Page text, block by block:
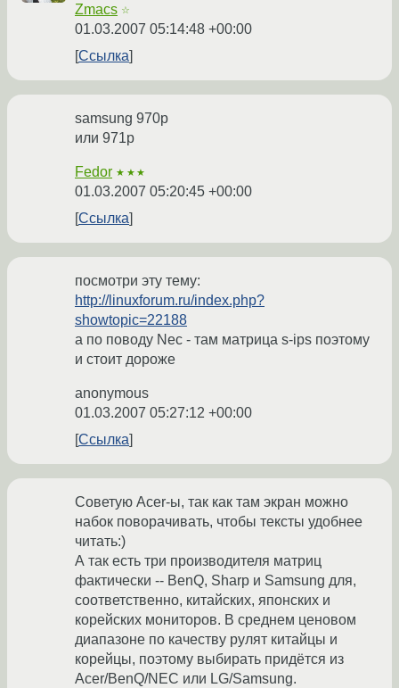
Zmacs ☆
01.03.2007 05:14:48 +00:00
Ссылка
samsung 970p
или 971p
Fedor ★★★
01.03.2007 05:20:45 +00:00
Ссылка
посмотри эту тему:
http://linuxforum.ru/index.php?
showtopic=22188
а по поводу Nec - там матрица s-ips поэтому
и стоит дороже
anonymous
01.03.2007 05:27:12 +00:00
Ссылка
Советую Acer-ы, так как там экран можно
набок поворачивать, чтобы тексты удобнее
читать:)
А так есть три производителя матриц
фактически -- BenQ, Sharp и Samsung для,
соответственно, китайских, японских и
корейских мониторов. В среднем ценовом
диапазоне по качеству рулят китайцы и
корейцы, поэтому выбирать придётся из
Acer/BenQ/NEC или LG/Samsung.